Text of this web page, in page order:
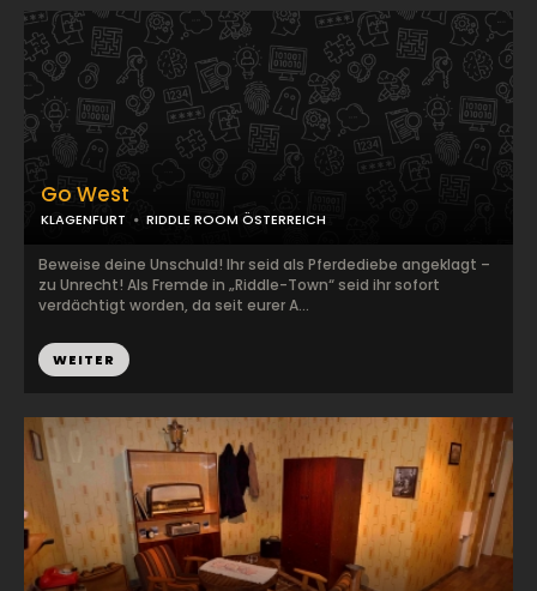
Go West
KLAGENFURT RIDDLE ROOM ÖSTERREICH
Beweise deine Unschuld! Ihr seid als Pferdediebe angeklagt –
zu Unrecht! Als Fremde in „Riddle-Town“ seid ihr sofort
verdächtigt worden, da seit eurer A...
WEITER